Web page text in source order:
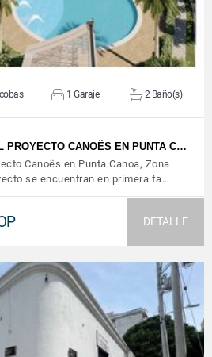
1 Garaje 2 Baño(s)
PROYECTO CANOËS EN PUNTA C…
Canoës en Punta Canoa, Zona
se encuentran en primera fa…
DETALLE